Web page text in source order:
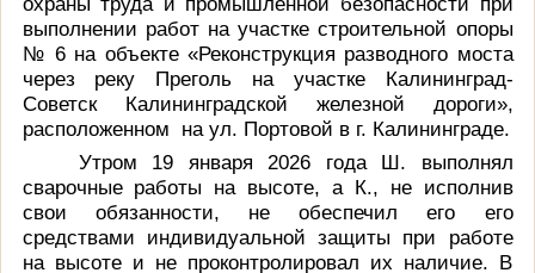
выполнении работ на участке строительной опоры
№ 6 на объекте «Реконструкция разводного моста
через реку Преголь на участке Калининград-
Советск Калининградской железной дороги»,
расположенном на ул. Портовой в г. Калининграде.
Утром 19 января 2026 года Ш. выполнял
сварочные работы на высоте, а К., не исполнив
свои обязанности, не обеспечил его его
средствами индивидуальной защиты при работе
на высоте и не проконтролировал их наличие. В